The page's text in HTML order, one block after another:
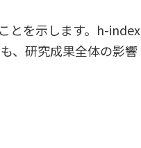
とを示します。h-index
、研究成果全体の影響